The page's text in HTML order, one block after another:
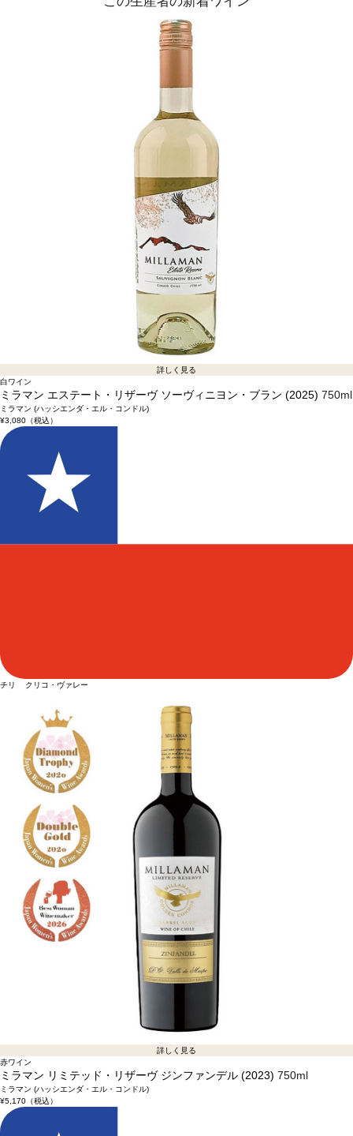
詳しく見る
白ワイン
ミラマン エステート・リザーヴ ソーヴィニヨン・ブラン (2025) 750ml
ミラマン (ハッシエンダ・エル・コンドル)
¥3,080（税込）
チリ クリコ・ヴァレー
詳しく見る
赤ワイン
ミラマン リミテッド・リザーヴ ジンファンデル (2023) 750ml
ミラマン (ハッシエンダ・エル・コンドル)
¥5,170（税込）